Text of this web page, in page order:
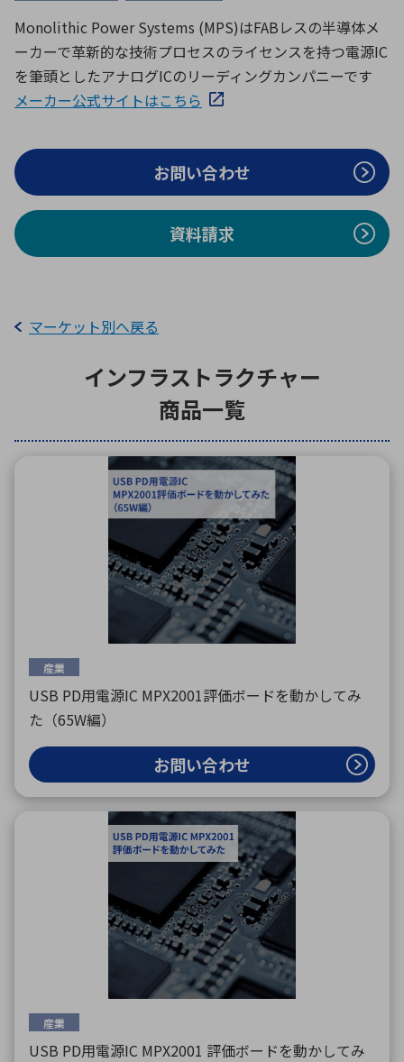
データセンタ・クラウド
ミリ波レーダー
ブログ｜ここから始まる最新技術
接着・接合
製品製造・加工
レーダ・衛星通信
環境構築・開発システム
半導体・電子部品小ロット
レーザー・光学部品 組込コンピュータ
医療機器
Q
R S
T
U
V
Y
Z
検索
Monolithic Power Systems (MPS)はFABレスの半導体メ
ーカーで革新的な技術プロセスのライセンスを持つ電源IC
を筆頭としたアナログICのリーディングカンパニーです
メーカー公式サイトはこちら
お問い合わせ
資料請求
マーケット別へ戻る
インフラストラクチャー
商品一覧
産業
USB PD用電源IC MPX2001評価ボードを動かしてみ
た（65W編）
お問い合わせ
産業
USB PD用電源IC MPX2001 評価ボードを動かしてみ